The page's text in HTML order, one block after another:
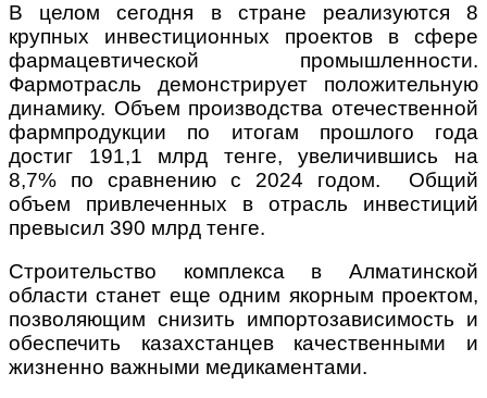
В целом сегодня в стране реализуются 8
крупных инвестиционных проектов в сфере
фармацевтической промышленности.
Фармотрасль демонстрирует положительную
динамику. Объем производства отечественной
фармпродукции по итогам прошлого года
достиг 191,1 млрд тенге, увеличившись на
8,7% по сравнению с 2024 годом. Общий
объем привлеченных в отрасль инвестиций
превысил 390 млрд тенге.
Строительство комплекса в Алматинской
области станет еще одним якорным проектом,
позволяющим снизить импортозависимость и
обеспечить казахстанцев качественными и
жизненно важными медикаментами.